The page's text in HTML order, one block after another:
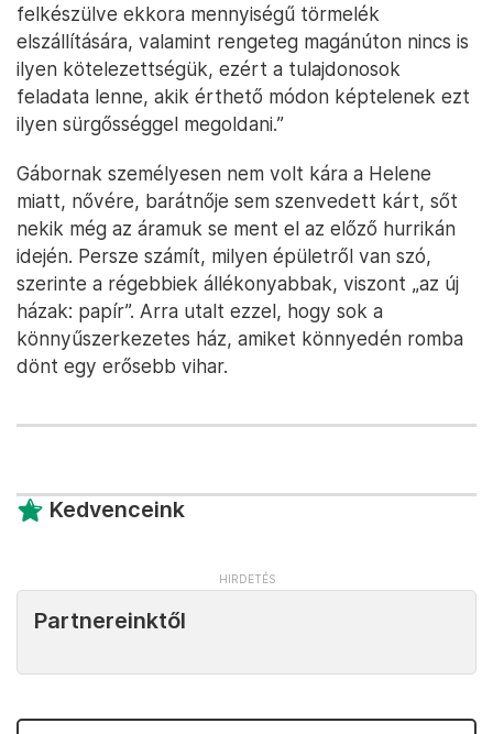
felkészülve ekkora mennyiségű törmelék
elszállítására, valamint rengeteg magánúton nincs is
ilyen kötelezettségük, ezért a tulajdonosok
feladata lenne, akik érthető módon képtelenek ezt
ilyen sürgősséggel megoldani.”
Gábornak személyesen nem volt kára a Helene
miatt, nővére, barátnője sem szenvedett kárt, sőt
nekik még az áramuk se ment el az előző hurrikán
idején. Persze számít, milyen épületről van szó,
szerinte a régebbiek állékonyabbak, viszont „az új
házak: papír”. Arra utalt ezzel, hogy sok a
könnyűszerkezetes ház, amiket könnyedén romba
dönt egy erősebb vihar.
Kedvenceink
Partnereinktől